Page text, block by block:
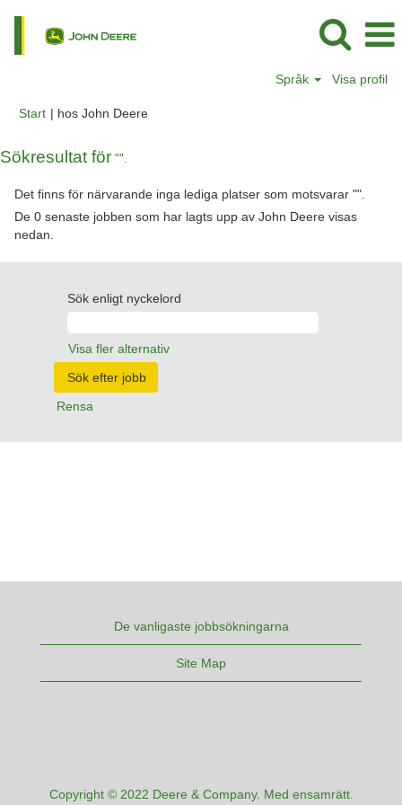
Språk Visa profil
Start | hos John Deere(aktuell
Sökresultat för "".
Det finns för närvarande inga lediga platser som motsvarar "".
De 0 senaste jobben som har lagts upp av John Deere visas
nedan.
Sök enligt nyckelord
Visa fler alternativ
Rensa
De vanligaste jobbsökningarna
Site Map
Copyright © 2022 Deere & Company. Med ensamrätt.